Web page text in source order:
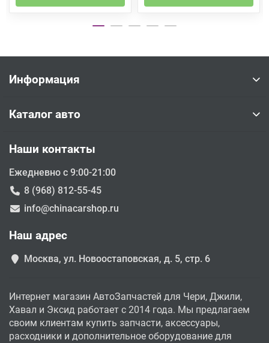
Информация
Каталог авто
Наши контакты
Ежедневно с 9:00-21:00
8 (968) 812-55-45
info@chinacarshop.ru
Наш адрес
Москва, ул. Новоостаповская, д. 5, стр. 6
Интернет магазин АвтоЗапчастей для Чери, Джили,
Хавал и Эксид работает с 2014 года. Мы предлагаем
своим клиентам купить запчасти, аксессуары,
расходники и дополнительное оборудование для